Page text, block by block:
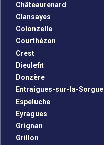
Châteaurenard
Clansayes
Colonzelle
Courthézon
Crest
Dieulefit
Donzère
Entraigues-sur-la-Sorgue
Espeluche
Eyragues
Grignan
Grillon